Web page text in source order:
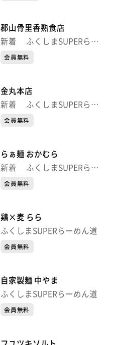
郡山骨里香熟食店
新着 ふくしまSUPERらー
めん道
会員無料
金丸本店
新着 ふくしまSUPERらー
めん道
会員無料
らぁ麺 おかむら
新着 ふくしまSUPERらー
めん道
会員無料
鶏×麦 らら
ふくしまSUPERらーめん道
会員無料
自家製麺 中やま
ふくしまSUPERらーめん道
会員無料